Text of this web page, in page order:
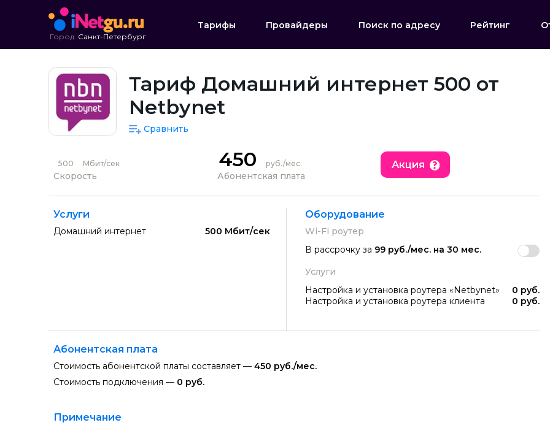
Город: Санкт-Петербург
Тарифы Провайдеры Поиск по адресу Рейтинг
Тариф Домашний интернет 500 от
Netbynet
Сравнить
500 Мбит/сек
Скорость
450 руб./мес.
Абонентская плата
Акция
Услуги
Домашний интернет 500 Мбит/сек
Оборудование
Wi-Fi роутер
В рассрочку за 99 руб./мес. на 30 мес.
Услуги
Настройка и установка роутера «Netbynet»
0 руб.
Настройка и установка роутера клиента
0 руб.
Абонентская плата
Стоимость абонентской платы составляет — 450 руб./мес.
Стоимость подключения — 0 руб.
Примечание